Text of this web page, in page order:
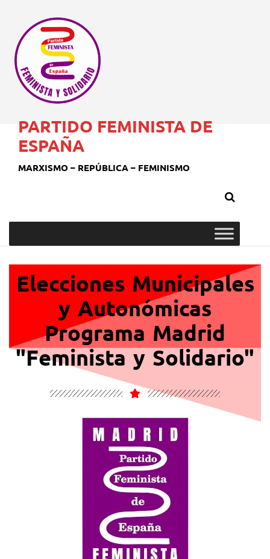
PARTIDO FEMINISTA DE
ESPAÑA
MARXISMO – REPÚBLICA – FEMINISMO
Elecciones Municipales
y Autonómicas
Programa Madrid
"Feminista y Solidario"